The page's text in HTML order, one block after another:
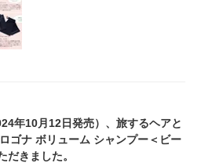
年10月12日発売）、旅するヘアと
ゴナ ボリューム シャンプー＜ビー
だきました。